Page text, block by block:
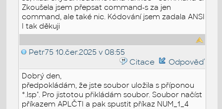
Zkoušela jsem přepsat command-s za jen
command, ale také nic. Kódování jsem zadala ANSI
I tak děkuji
Petr75 10.čer.2025 v 08:55
Citace
Odpověď
Dobrý den,
předpokládám, že jste soubor uložila s příponou
*.lsp". Pro jistotou přikládám soubor. Soubor načíst
příkazem APLČTI a pak spustit příkaz NUM_1_4